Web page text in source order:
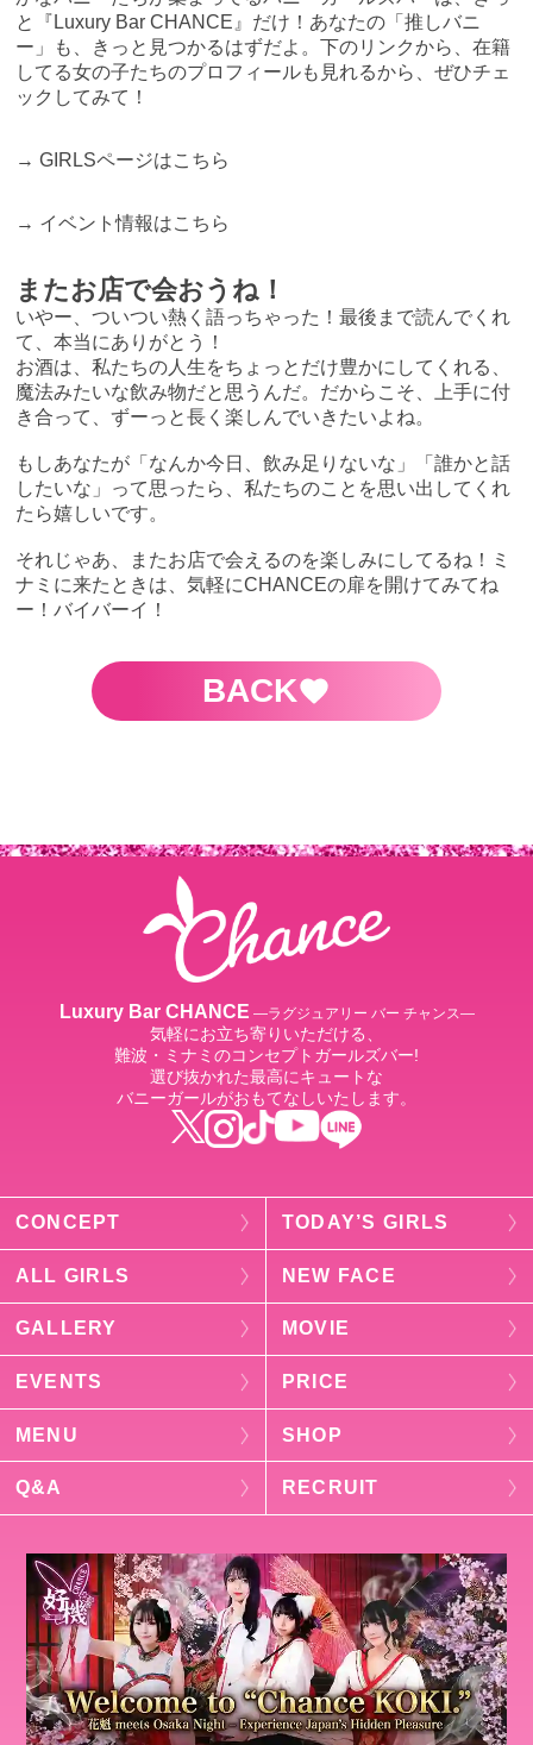
と『Luxury Bar CHANCE』だけ！あなたの「推しバニ
ー」も、きっと見つかるはずだよ。下のリンクから、在籍
してる女の子たちのプロフィールも見れるから、ぜひチェ
ックしてみて！
→GIRLSページはこちら
→ イベント情報はこちら
またお店で会おうね！
いやー、ついつい熱く語っちゃった！最後まで読んでくれ
て、本当にありがとう！
お酒は、私たちの人生をちょっとだけ豊かにしてくれる、
魔法みたいな飲み物だと思うんだ。だからこそ、上手に付
き合って、ずーっと長く楽しんでいきたいよね。
もしあなたが「なんか今日、飲み足りないな」「誰かと話
したいな」って思ったら、私たちのことを思い出してくれ
たら嬉しいです。
それじゃあ、またお店で会えるのを楽しみにしてるね！ミ
ナミに来たときは、気軽にCHANCEの扉を開けてみてね
ー！バイバーイ！
BACK
Luxury Bar CHANCE ―ラグジュアリー バー チャンス―
気軽にお立ち寄りいただける、
難波・ミナミのコンセプトガールズバー!
選び抜かれた最高にキュートな
バニーガールがおもてなしいたします。
CONCEPT TODAY’S GIRLS
ALL GIRLS NEW FACE
GALLERY MOVIE
EVENTS PRICE
MENU SHOP
Q&A RECRUIT